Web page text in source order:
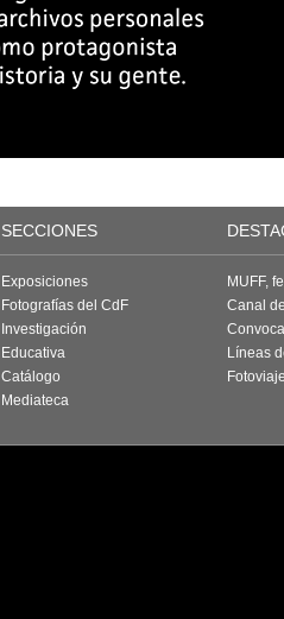
SECCIONES
Exposiciones
Fotografías del CdF
Investigación
Educativa
Catálogo
Mediateca
MUFF,
Canal
Líneas